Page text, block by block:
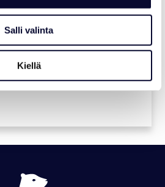
Salli valinta
Kiellä
Polar Bears
Ambassador